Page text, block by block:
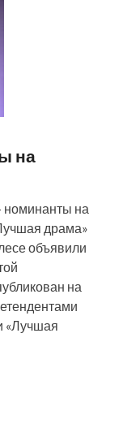
на
номинанты на
драма»
объявили
на
«Лучшая